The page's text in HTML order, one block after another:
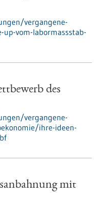
vergangene-
vom-labormassstab-
des
vergangene-
ihre-ideen-
mit